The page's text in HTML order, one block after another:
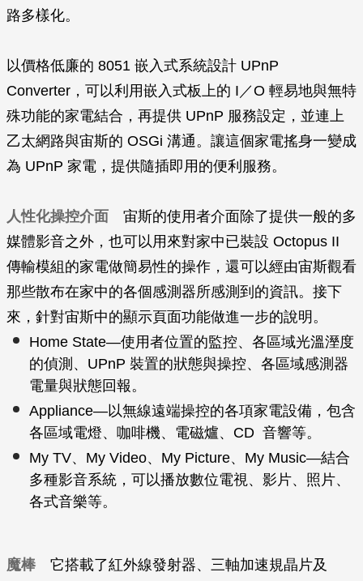
路多樣化。
以價格低廉的 8051 嵌入式系統設計 UPnP
Converter，可以利用嵌入式板上的 I／O 輕易地與無特
殊功能的家電結合，再提供 UPnP 服務設定，並連上
乙太網路與宙斯的 OSGi 溝通。讓這個家電搖身一變成
為 UPnP 家電，提供隨插即用的便利服務。
人性化操控介面 宙斯的使用者介面除了提供一般的多
媒體影音之外，也可以用來對家中已裝設 Octopus II
傳輸模組的家電做簡易性的操作，還可以經由宙斯觀看
那些散布在家中的各個感測器所感測到的資訊。接下
來，針對宙斯中的顯示頁面功能做進一步的說明。
Home State—使用者位置的監控、各區域光溫溼度
的偵測、UPnP 裝置的狀態與操控、各區域感測器
電量與狀態回報。
Appliance—以無線遠端操控的各項家電設備，包含
各區域電燈、咖啡機、電磁爐、CD 音響等。
My TV、My Video、My Picture、My Music—結合
多種影音系統，可以播放數位電視、影片、照片、
各式音樂等。
魔棒 它搭載了紅外線發射器、三軸加速規晶片及